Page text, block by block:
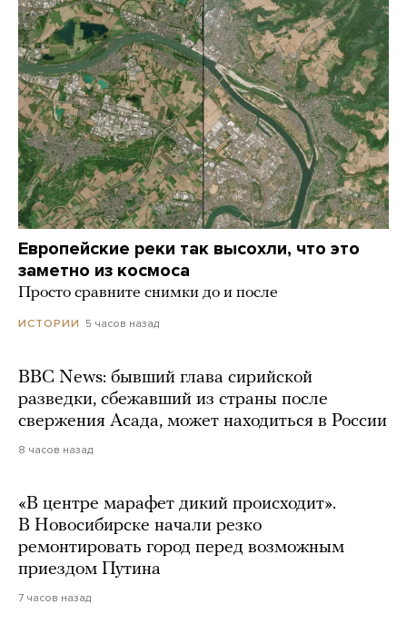
Европейские реки так высохли, что это
заметно из космоса
Просто сравните снимки до и после
ИСТОРИИ 5 часов назад
BBC News: бывший глава сирийской
разведки, сбежавший из страны после
свержения Асада, может находиться в России
8 часов назад
«В центре марафет дикий происходит».
В Новосибирске начали резко
ремонтировать город перед возможным
приездом Путина
7 часов назад